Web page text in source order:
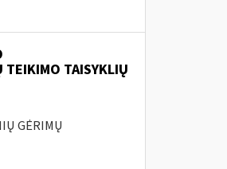
TEIKIMO TAISYKLIŲ
GĖRIMŲ